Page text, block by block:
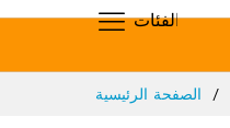
الصفحة الرئيسية